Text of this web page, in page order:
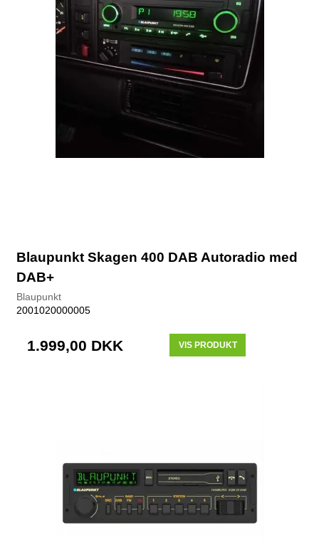
Blaupunkt Skagen 400 DAB Autoradio med
DAB+
Blaupunkt
2001020000005
1.999,00 DKK VIS PRODUKT